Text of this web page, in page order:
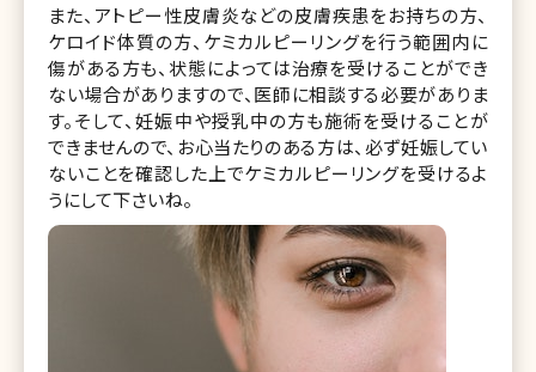
また、アトピー性皮膚炎などの皮膚疾患をお持ちの方、
ケロイド体質の方、ケミカルピーリングを行う範囲内に
傷がある方も、状態によっては治療を受けることができ
ない場合がありますので、医師に相談する必要がありま
す。そして、妊娠中や授乳中の方も施術を受けることが
できませんので、お心当たりのある方は、必ず妊娠してい
ないことを確認した上でケミカルピーリングを受けるよ
うにして下さいね。